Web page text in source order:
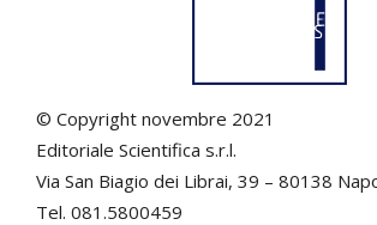
© Copyright novembre 2021
Editoriale Scientifica s.r.l.
Via San Biagio dei Librai, 39 – 80138
Tel. 081.5800459